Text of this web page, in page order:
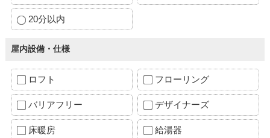
20分以内
屋内設備・仕様
ロフト フローリング
バリアフリー デザイナーズ
床暖房 給湯器